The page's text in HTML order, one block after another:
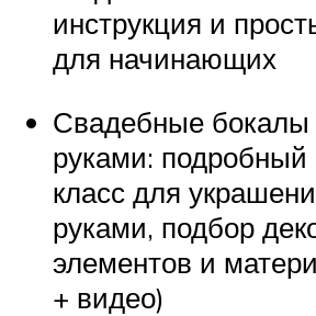
инструкция и
для начинающих
Свадебные бокалы
руками: подробный
класс для
руками, подбор
элементов и
+ видео)